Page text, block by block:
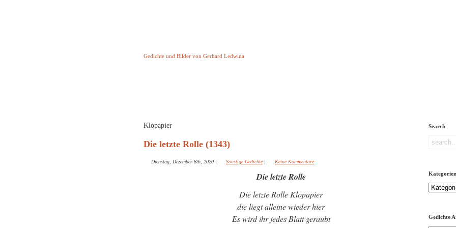
Gedichte und Bilder von Gerhard Ledwina
Klopapier
Die letzte Rolle (1343)
Dienstag, Dezember 8th, 2020 | Sonstige Gedichte | Keine Kommentare
Die letzte Rolle
Die letzte Rolle Klopapier
die liegt alleine wieder hier
Es wird ihr jedes Blatt geraubt
Search
Kategorien
Kategorien
Gedichte